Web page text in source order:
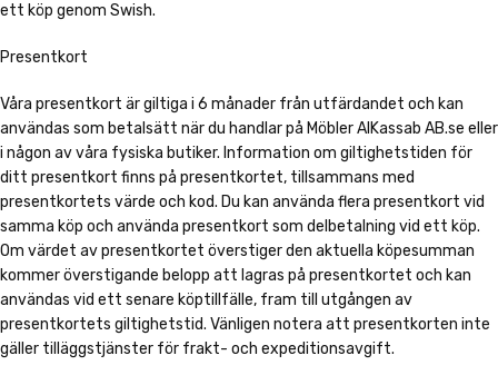
ett köp genom Swish.
Presentkort
Våra presentkort är giltiga i 6 månader från utfärdandet och kan
användas som betalsätt när du handlar på Möbler AlKassab AB.se eller
i någon av våra fysiska butiker. Information om giltighetstiden för
ditt presentkort finns på presentkortet, tillsammans med
presentkortets värde och kod. Du kan använda flera presentkort vid
samma köp och använda presentkort som delbetalning vid ett köp.
Om värdet av presentkortet överstiger den aktuella köpesumman
kommer överstigande belopp att lagras på presentkortet och kan
användas vid ett senare köptillfälle, fram till utgången av
presentkortets giltighetstid. Vänligen notera att presentkorten inte
gäller tilläggstjänster för frakt- och expeditionsavgift.